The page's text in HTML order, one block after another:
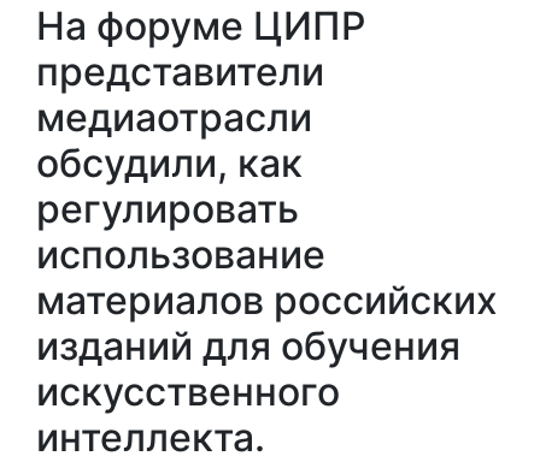
На форуме ЦИПР
представители
медиаотрасли
обсудили, как
регулировать
использование
материалов российских
изданий для обучения
искусственного
интеллекта.